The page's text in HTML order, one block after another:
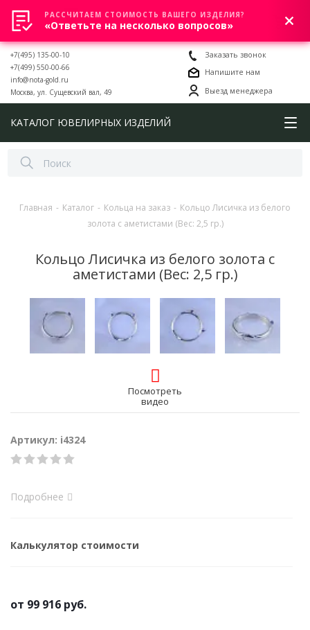
0
+7(495) 135-00-10
+7(499) 550-00-66
info@nota-gold.ru
Москва, ул. Сущевский вал, 49
Заказать звонок
Напишите нам
Выезд менеджера
КАТАЛОГ ЮВЕЛИРНЫХ ИЗДЕЛИЙ
Главная - Каталог - Кольца на заказ - Кольцо Лисичка из белого
золота с аметистами (Вес: 2,5 гр.)
Кольцо Лисичка из белого золота с
аметистами (Вес: 2,5 гр.)
Посмотреть
видео
Артикул: i4324
Подробнее
Калькулятор стоимости
от 99 916 руб.
РАССЧИТАЕМ СТОИМОСТЬ ВАШЕГО ИЗДЕЛИЯ?
«Ответьте на несколько вопросов»